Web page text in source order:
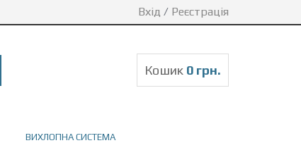
Вхід / Реєстрація
Кошик 0 грн.
ВИХЛОПНА СИСТЕМА